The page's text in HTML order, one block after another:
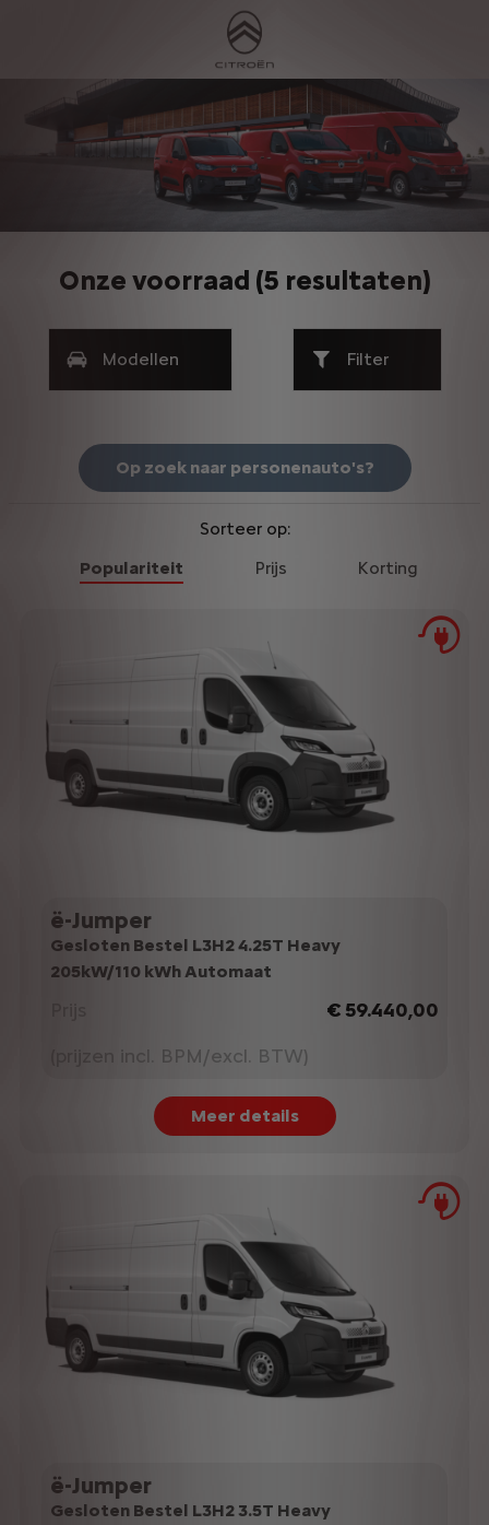
Onze voorraad (5 resultaten)
Modellen Filter
Op zoek naar personenauto's?
Sorteer op:
Populariteit
Prijs Korting
ë-Jumper
Gesloten Bestel L3H2 4.25T Heavy
205kW/110 kWh Automaat
€ 59.440,00
(prijzen incl. BPM/excl. BTW)
Meer details
ë-Jumper
Gesloten Bestel L3H2 3.5T Heavy